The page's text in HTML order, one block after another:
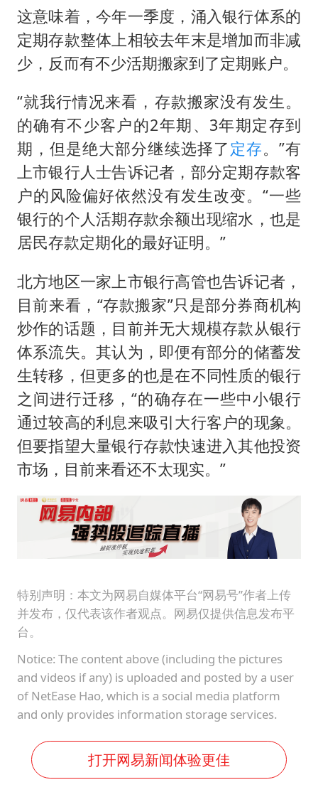
这意味着，今年一季度，涌入银行体系的
定期存款整体上相较去年末是增加而非减
少，反而有不少活期搬家到了定期账户。
“就我行情况来看，存款搬家没有发生。
的确有不少客户的2年期、3年期定存到
期，但是绝大部分继续选择了定存。”有
上市银行人士告诉记者，部分定期存款客
户的风险偏好依然没有发生改变。“一些
银行的个人活期存款余额出现缩水，也是
居民存款定期化的最好证明。”
北方地区一家上市银行高管也告诉记者，
目前来看，“存款搬家”只是部分券商机构
炒作的话题，目前并无大规模存款从银行
体系流失。其认为，即便有部分的储蓄发
生转移，但更多的也是在不同性质的银行
之间进行迁移，“的确存在一些中小银行
通过较高的利息来吸引大行客户的现象。
但要指望大量银行存款快速进入其他投资
市场，目前来看还不太现实。”
特别声明：本文为网易自媒体平台“网易号”作者上传
并发布，仅代表该作者观点。网易仅提供信息发布平
台。
Notice: The content above (including the pictures
and videos if any) is uploaded and posted by a user
of NetEase Hao, which is a social media platform
and only provides information storage services.
打开网易新闻体验更佳